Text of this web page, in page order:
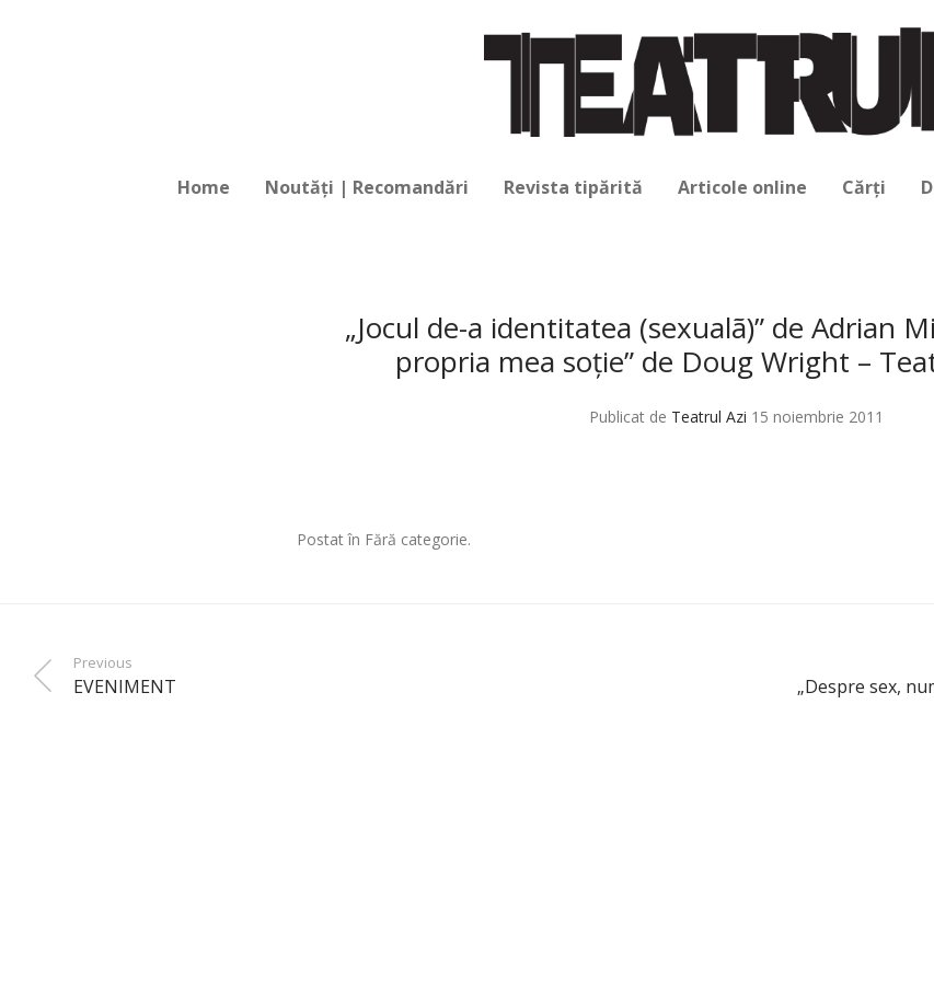
Home Noutăți | Recomandări Revista tipărită Articole online Cărți
„Jocul de-a identitatea (sexualã)” de Adrian
propria mea soţie” de Doug Wright –
Publicat de Teatrul Azi 15 noiembrie 2011
Postat în Fără categorie.
Previous
EVENIMENT
„Despre sex,